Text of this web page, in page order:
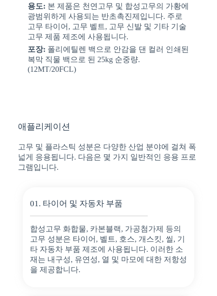
용도: 본 제품은 천연고무 및 합성고무의 가황에
광범위하게 사용되는 반초촉진제입니다. 주로
고무 타이어, 고무 벨트, 고무 신발 및 기타 기술
고무 제품 제조에 사용됩니다.
포장: 폴리에틸렌 백으로 안감을 댄 컬러 인쇄된
복막 직물 백으로 된 25kg 순중량.
(12MT/20FCL)
애플리케이션
고무 및 플라스틱 성분은 다양한 산업 분야에 걸쳐 폭
넓게 응용됩니다. 다음은 몇 가지 일반적인 응용 프로
그램입니다.
01. 타이어 및 자동차 부품
합성고무 화합물, 카본블랙, 가공첨가제 등의
고무 성분은 타이어, 벨트, 호스, 개스킷, 씰, 기
타 자동차 부품 제조에 사용됩니다. 이러한 소
재는 내구성, 유연성, 열 및 마모에 대한 저항성
을 제공합니다.